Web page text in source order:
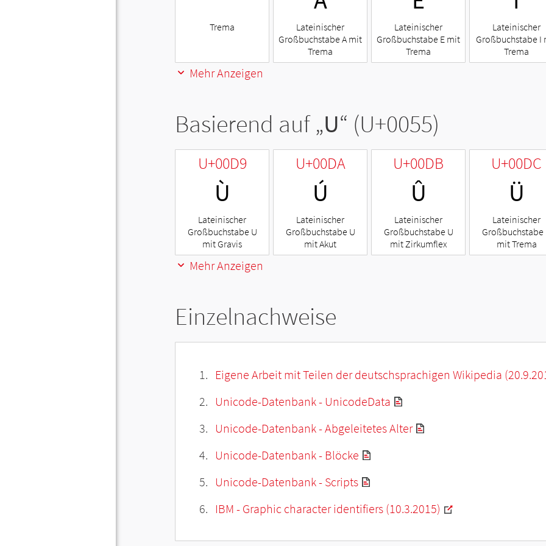
Trema
Lateinischer
Großbuchstabe A mit
Trema
Lateinischer
Großbuchstabe E mit
Trema
Lateinischer
Großbuchstabe I
Trema
Mehr Anzeigen
Basierend auf „U“ (U+0055)
U+00D9
Ù
Lateinischer
Großbuchstabe U
mit Gravis
U+00DA
Ú
Lateinischer
Großbuchstabe U
mit Akut
U+00DB
Û
Lateinischer
Großbuchstabe U
mit Zirkumflex
U+00DC
Ü
Lateinischer
Großbuchstabe
mit Trema
Mehr Anzeigen
Einzelnachweise
Eigene Arbeit mit Teilen der deutschsprachigen Wikipedia
Unicode-Datenbank - UnicodeData
Unicode-Datenbank - Abgeleitetes Alter
Unicode-Datenbank - Blöcke
Unicode-Datenbank - Scripts
IBM - Graphic character identifiers (10.3.2015)